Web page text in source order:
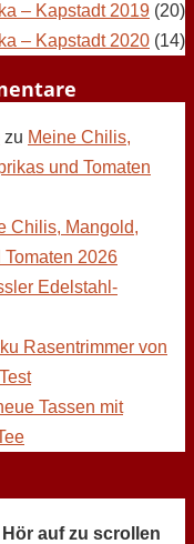
– Kapstadt 2019 (20)
– Kapstadt 2020 (14)
zu Meine Chilis,
und Tomaten
Chilis, Mangold,
Tomaten 2026
Edelstahl-
Rasentrimmer von
Tassen mit
Hör auf zu scrollen